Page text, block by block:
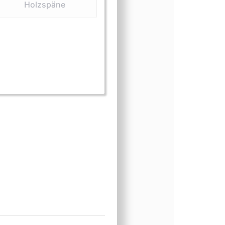
(Extrakt)
(Holzspäne)
(Medizin)
(Öle)(Sägeholz)
(Schnitzereien)
Holzspäne